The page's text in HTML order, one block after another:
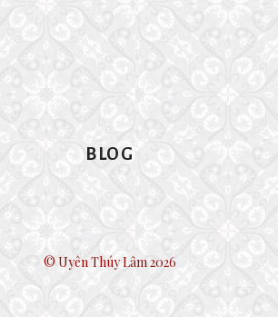
BLOG
© Uyên Thúy Lâm 2026